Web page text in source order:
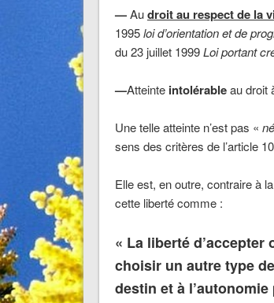
—Audroit au respect de la
1995loid’orientation et de
du 23 juillet 1999Loi portant
—Atteinte intolérableau droit
Une telle atteinte n’est pas «
sens des critères de l’article
Elle est, en outre, contraire à
cette liberté comme :
« La liberté
choisir un autre type
destin et à